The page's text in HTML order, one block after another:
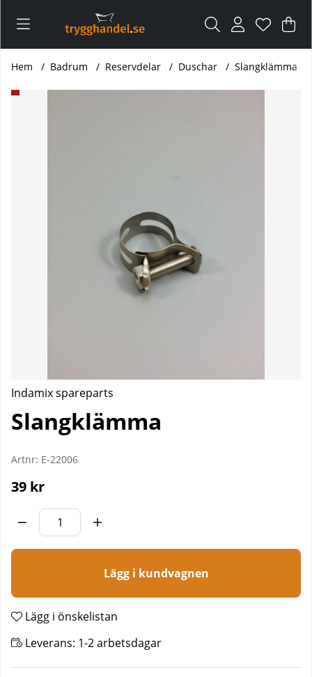
.
Hem Badrum Reservdelar Duschar Slangklämma
Produktbilder Slangklämma
Indamix spareparts
Slangklämma
Artnr: E-22006
39 kr
Lägg i kundvagnen
Lägg i önskelistan
Leverans: 1-2 arbetsdagar